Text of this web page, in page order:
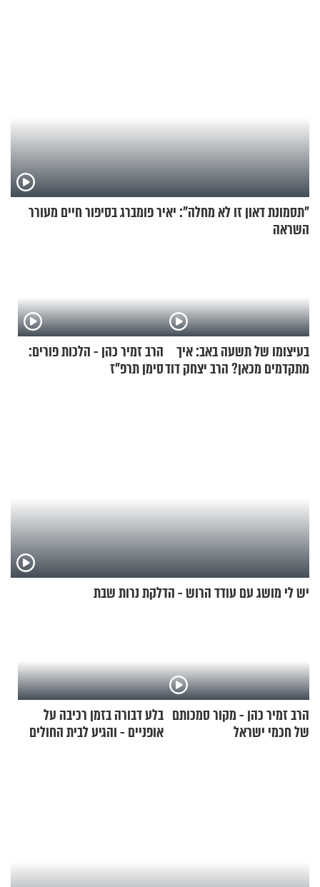
"תסמונת דאון זו לא מחלה": יאיר פומברג בסיפור חיים מעורר
השראה
בעיצומו של תשעה באב: איך
מתקדמים מכאן? הרב יצחק דוד
הרב זמיר כהן - הלכות פורים:
סימן תרפ"ז
יש לי מושג עם עודד הרוש - הדלקת נרות שבת
הרב זמיר כהן - מקור סמכותם
של חכמי ישראל
בלע דבורה בזמן רכיבה על
אופניים - והגיע לבית החולים